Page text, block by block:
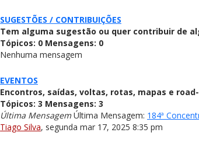
SUGESTÕES / CONTRIBUIÇÕES
Tem alguma sugestão ou quer contribuir de
Tópicos: 0 Mensagens: 0
Nenhuma mensagem
EVENTOS
Encontros, saídas, voltas, rotas, mapas e
Tópicos: 3 Mensagens: 3
Última MensagemÚltima Mensagem: 184ª
Tiago Silva, segunda mar 17, 2025 8:35 pm